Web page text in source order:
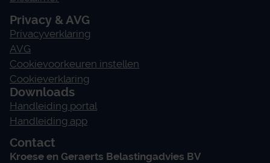
Privacy & AVG
Privacyverklaring
AVG
Cookievoorkeuren instellen
Cookieverklaring
Downloads
Handleiding portal
Handleiding app
Contact
Kroese en Geraerts Belastingadvies BV